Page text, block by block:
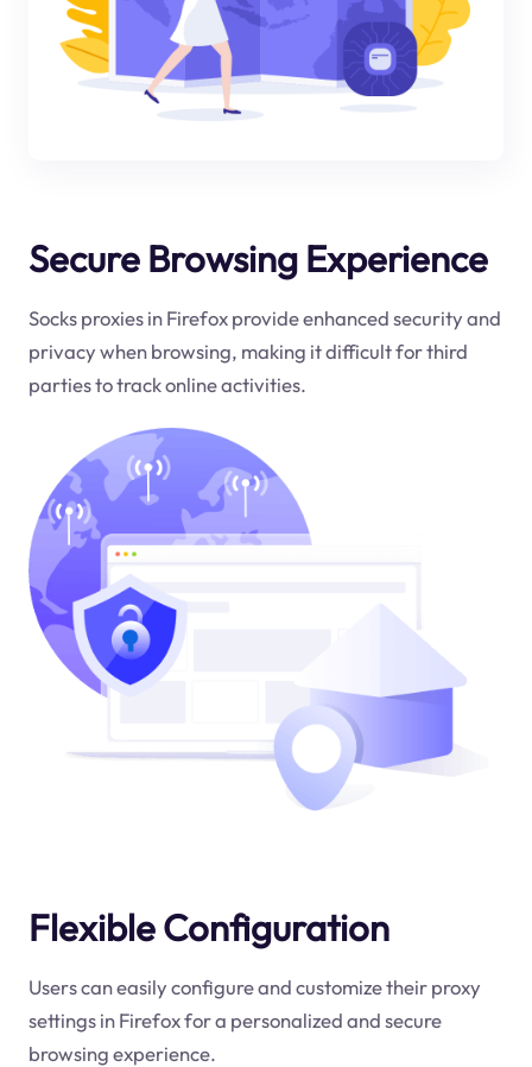
Secure Browsing Experience
Socks proxies in Firefox provide enhanced security and
privacy when browsing, making it difficult for third
parties to track online activities.
Flexible Configuration
Users can easily configure and customize their proxy
settings in Firefox for a personalized and secure
browsing experience.